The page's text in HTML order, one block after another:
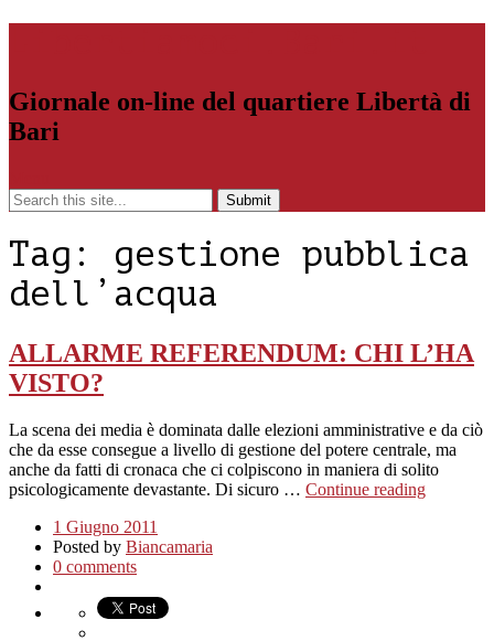
Giornale on-line del quartiere Libertà di
Bari
Tag: gestione pubblica
dell’acqua
ALLARME REFERENDUM: CHI L’HA
VISTO?
La scena dei media è dominata dalle elezioni amministrative e da ciò
che da esse consegue a livello di gestione del potere centrale, ma
anche da fatti di cronaca che ci colpiscono in maniera di solito
psicologicamente devastante. Di sicuro … Continue reading
1 Giugno 2011
Posted by Biancamaria
0 comments